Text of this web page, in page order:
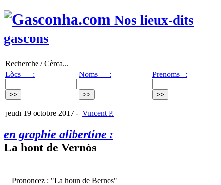
Nos lieux-dits
gascons
Recherche / Cèrca...
Lòcs :
Noms : Prenoms :
jeudi 19 octobre 2017 - Vincent P.
en graphie alibertine :
La hont de Vernòs
Prononcez : "La houn de Bernos"